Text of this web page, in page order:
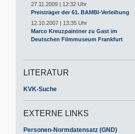
27.11.2009 | 12:32 Uhr
Preisträger der 61. BAMBI-Verleihung
12.10.2007 | 13:35 Uhr
Marco Kreuzpaintner zu Gast im
Deutschen Filmmuseum Frankfurt
LITERATUR
KVK-Suche
EXTERNE LINKS
Personen-Normdatensatz (GND)